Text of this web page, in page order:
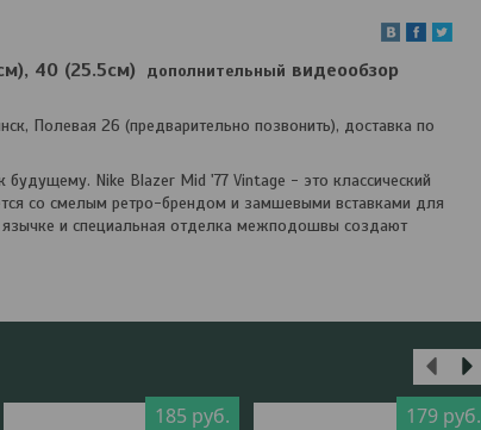
40 (25.5см) дополнительный видеообзор
26 (предварительно позвонить), доставка по
Nike Blazer Mid '77 Vintage - это классический
со смелым ретро-брендом и замшевыми вставками для
и специальная отделка межподошвы создают
185 руб. 179 руб.